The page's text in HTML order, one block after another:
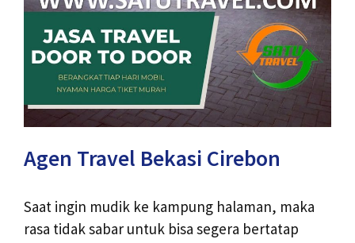
Agen Travel Bekasi Cirebon
Saat ingin mudik ke kampung halaman, maka
rasa tidak sabar untuk bisa segera bertatap